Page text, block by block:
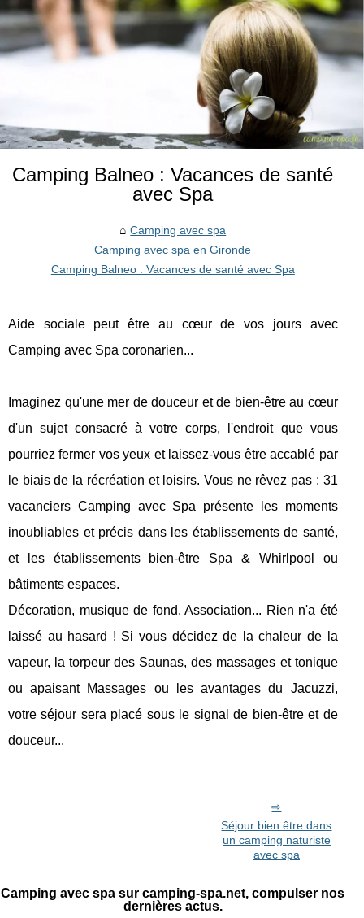
Camping Balneo : Vacances de santé
avec Spa
Camping avec spa
Camping avec spa en Gironde
Camping Balneo : Vacances de santé avec Spa
Aide sociale peut être au cœur de vos jours avec
Camping avec Spa coronarien...
Imaginez qu'une mer de douceur et de bien-être au cœur
d'un sujet consacré à votre corps, l'endroit que vous
pourriez fermer vos yeux et laissez-vous être accablé par
le biais de la récréation et loisirs. Vous ne rêvez pas : 31
vacanciers Camping avec Spa présente les moments
inoubliables et précis dans les établissements de santé,
et les établissements bien-être Spa & Whirlpool ou
bâtiments espaces.
Décoration, musique de fond, Association... Rien n'a été
laissé au hasard ! Si vous décidez de la chaleur de la
vapeur, la torpeur des Saunas, des massages et tonique
ou apaisant Massages ou les avantages du Jacuzzi,
votre séjour sera placé sous le signal de bien-être et de
douceur...
Séjour bien être dans
un camping naturiste
avec spa
Camping avec spa sur camping-spa.net, compulser nos
dernières actus.